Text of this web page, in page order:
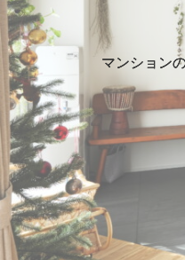
て替え